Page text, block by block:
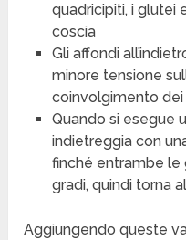
quadricipiti, i glutei
coscia
Gli affondi
minore tensione
coinvolgimento
Quando si esegue
indietreggia con
finché entrambe le
gradi, quindi torna
Aggiungendo queste